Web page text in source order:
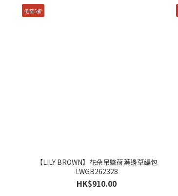
低至5折
【LILY BROWN】花朵吊墜荷葉邊草編包
LWGB262328
HK$910.00